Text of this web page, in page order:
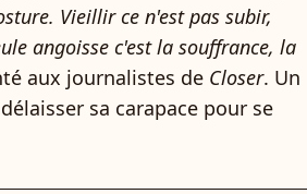
Vieillir ce n'est pas subir,
angoisse c'est la souffrance, la
aux journalistes de Closer. Un
sa carapace pour se